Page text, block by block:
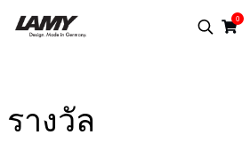
0
รางวัล